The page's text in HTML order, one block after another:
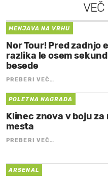
VEČ
MENJAVA NA VRHU
Nor Tour! Pred zadnjo
razlika le osem
besede
PREBERI VEČ…
POLETNA NAGRADA
Klinec znova v boju za
mesta
PREBERI VEČ…
ARSENAL